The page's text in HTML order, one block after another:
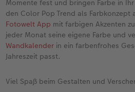
Momente fest und bringen Farbe in
den Color Pop Trend als Farbkonzept
Fotowelt App mit farbigen Akzenten
jeder Monat seine eigene Farbe und
Wandkalender in ein farbenfrohes
Jahreszeit passt.
Viel Spaß beim Gestalten und